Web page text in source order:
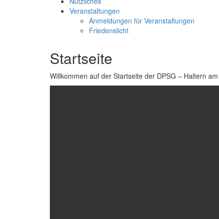
Veranstaltungen
Anmeldungen für Veranstaltungen
Friedenslicht
Startseite
Willkommen auf der Startseite der DPSG – Haltern